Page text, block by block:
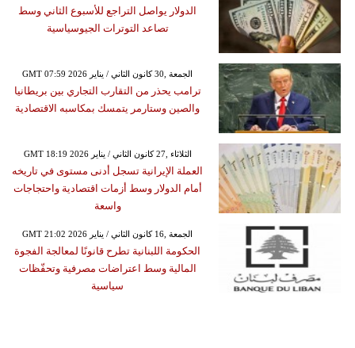
الدولار يواصل التراجع للأسبوع الثاني وسط
تصاعد التوترات الجيوسياسية
GMT 07:59 2026 الجمعة ,30 كانون الثاني / يناير
ترامب يحذر من التقارب التجاري بين بريطانيا
والصين وستارمر يتمسك بمكاسبه الاقتصادية
GMT 18:19 2026 الثلاثاء ,27 كانون الثاني / يناير
العملة الإيرانية تسجل أدنى مستوى في تاريخه
أمام الدولار وسط أزمات اقتصادية واحتجاجات
واسعة
GMT 21:02 2026 الجمعة ,16 كانون الثاني / يناير
الحكومة اللبنانية تطرح قانونًا لمعالجة الفجوة
المالية وسط اعتراضات مصرفية وتحفّظات
سياسية